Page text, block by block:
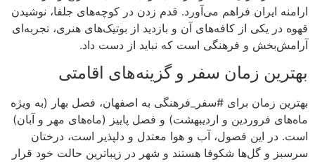
ارامنه ایران فراهم می‌آورد. قدم زدن در کوچه‌های جلفا، نوشیدن
قهوه در یکی از کافه‌های آن و بازدید از بوتیک‌های هنری، تجربه‌ای
آرامش‌بخش و فرهنگی است که نباید از دست داد.
بهترین زمان سفر و گزینه‌های اقامتی
بهترین زمان برای #سفر_فرهنگی به اصفهان، فصل بهار (به ویژه
ماه‌های فروردین و اردیبهشت) و فصل پاییز (ماه‌های مهر و آبان)
است. در این فصول، آب و هوا معتدل و دلپذیر است، درختان
سرسبز و گل‌ها شکوفا هستند و شهر در زیباترین حالت خود قرار